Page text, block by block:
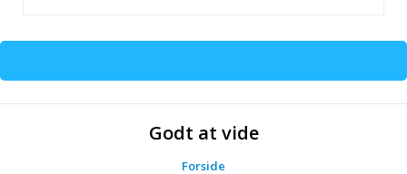
Godt at vide
Forside